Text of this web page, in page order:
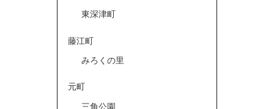
東深津町
藤江町
みろくの里
元町
三角公園